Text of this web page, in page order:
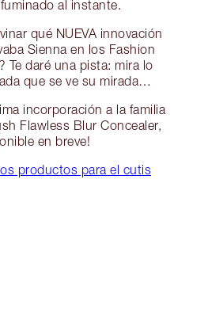
al instante.
qué NUEVA innovación
Sienna en los Fashion
Te daré una pista: mira lo
que se ve su mirada…
incorporación a la familia
Flawless Blur Concealer,
en breve!
productos para el cutis